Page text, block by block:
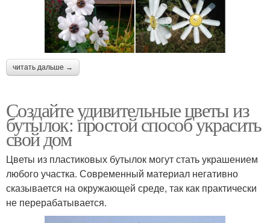
читать дальше →
Создайте удивительные цветы из
бутылок: простой способ украсить
свой дом
Цветы из пластиковых бутылок могут стать украшением
любого участка. Современный материал негативно
сказывается на окружающей среде, так как практически
не перерабатывается.